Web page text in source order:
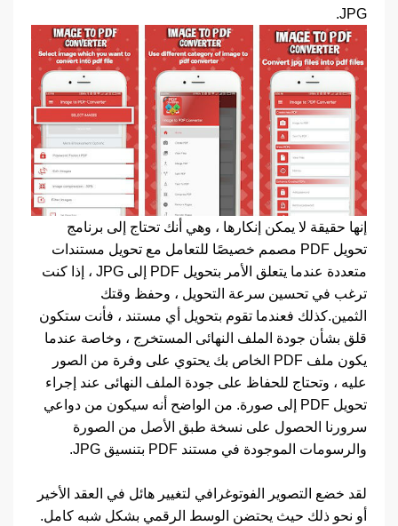
JPG.
إنها حقيقة لا يمكن إنكارها ، وهي أنك تحتاج إلى برنامج
تحويل PDF مصمم خصيصًا للتعامل مع تحويل مستندات
متعددة عندما يتعلق الأمر بتحويل PDF إلى JPG ، إذا كنت
ترغب في تحسين سرعة التحويل ، وحفظ وقتك
الثمين.كذلك فعندما تقوم بتحويل أي مستند ، فأنت ستكون
قلق بشأن جودة الملف النهائى المستخرج ، وخاصة عندما
يكون ملف PDF الخاص بك يحتوي على وفرة من الصور
عليه ، وتحتاج للحفاظ على جودة الملف النهائى عند إجراء
تحويل PDF إلى صورة. من الواضح أنه سيكون من دواعي
سرورنا الحصول على نسخة طبق الأصل من الصورة
والرسومات الموجودة في مستند PDF بتنسيق JPG.
لقد خضع التصوير الفوتوغرافي لتغيير هائل في العقد الأخير
أو نحو ذلك حيث يحتضن الوسط الرقمي بشكل شبه كامل.